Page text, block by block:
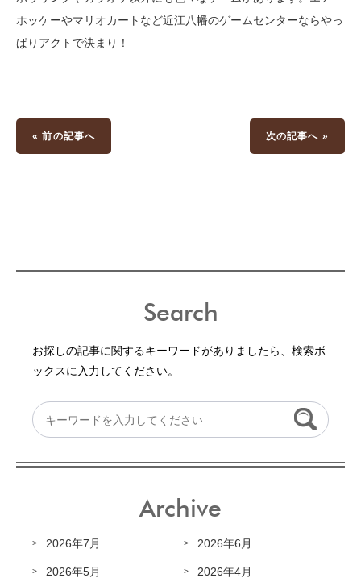
ホッケーやマリオカートなど近江八幡のゲームセンターならやっ
ぱりアクトで決まり！
« 前の記事へ 次の記事へ »
Search
お探しの記事に関するキーワードがありましたら、検索ボ
ックスに入力してください。
Archive
2026年7月 2026年6月
2026年5月 2026年4月